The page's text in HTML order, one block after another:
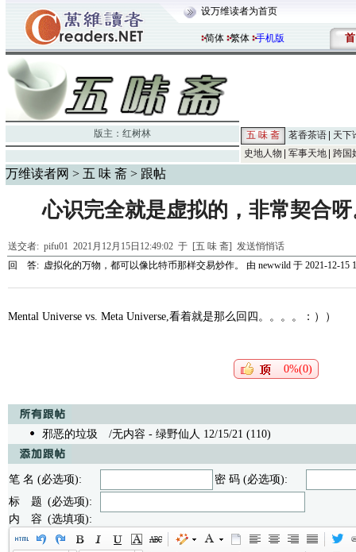
设万维读者为首页
简体 繁体 手机版 首
版主： 红树林 五 味 斋 茗香茶语
天下
史地人物
军事天地 跨国
万维读者网 > 五 味 斋 > 跟帖
心识完全就是虚拟的，非常契合
送交者: pifu01 2021月12月15日12:49:02 于 [五 味 斋] 发送悄悄话
回 答: 虚拟化的万物，都可以像比特币那样交易炒作。 由 newwild 于 2021-12-15
Mental Universe vs. Meta Universe,看着就是那么回四。。。。：））
0%(0)
邪恶的垃圾 /无内容 - 绿野仙人 12/15/21 (110)
笔 名 (必选项):
密 码 (必选项):
标 题 (必选项):
内 容 (选填项):